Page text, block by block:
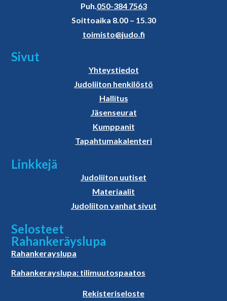
Puh.050-384 7563
Soittoaika 8.00 – 15.30
toimisto@judo.fi
Sivut
Yhteystiedot
Judoliiton henkilöstö
Hallitus
Jäsenseurat
Kumppanit
Tapahtumakalenteri
Linkkejä
Judoliiton uutiset
Materiaalit
Judoliiton vanhat sivut
Selosteet
Rahankeräyslupa
Rahankerayslupa
Rahankerayslupa: tilimuutospaatos
Rekisteriseloste